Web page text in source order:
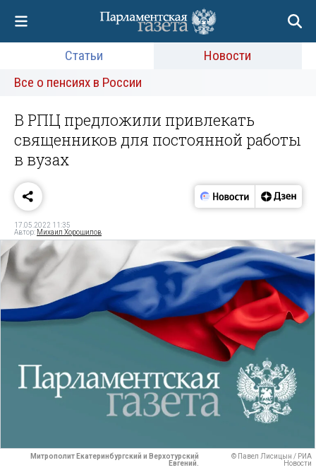
Статьи
Новости
Все о пенсиях в России
В РПЦ предложили привлекать
священников для постоянной работы
в вузах
17.05.2022 11:35
Автор: Михаил Хорошилов
Митрополит Екатеринбургский и Верхотурский
Евгений.
© Павел Лисицын / РИА
Новости